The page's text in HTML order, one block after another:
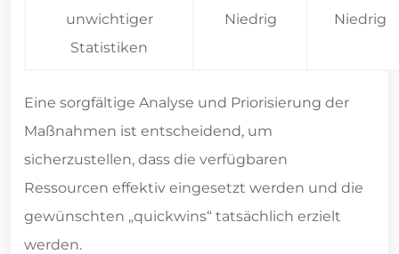
unwichtiger
Statistiken
Niedrig Niedrig
Eine sorgfältige Analyse und Priorisierung der
Maßnahmen ist entscheidend, um
sicherzustellen, dass die verfügbaren
Ressourcen effektiv eingesetzt werden und die
gewünschten „quickwins“ tatsächlich erzielt
werden.